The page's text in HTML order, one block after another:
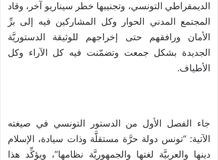
الديمقراطي التونسي، وتجنيبها خطر سيناريو آخر، وقاد
المجتمع المدني الحوار وكل المشاركين فيه إلى برِّ
الأمان ورافقهم حتى إخراجهم للوثيقة الدستوريَّة
الجديدة بشكل جمعت وتضمّنت فيه كل الآراء وكل
الأطياف.
جاء الفصل الأول من الدستور التونسي في صيغته
الآتية: “تونس دولة حرَّة مستقلَّة وذات سيادة، الإسلام
دينها والعربيَّة لغتها والجمهوريَّة نظامها”، ويؤكِّد هذا